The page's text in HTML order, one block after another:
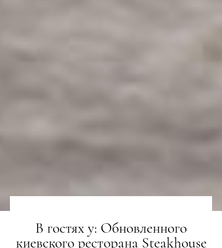
В гостях у: Обновленного
киевского ресторана Steakhouse